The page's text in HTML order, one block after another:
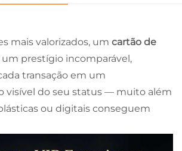
mais valorizados, um cartão de
prestígio incomparável,
transação em um
visível do seu status — muito além
ou digitais conseguem